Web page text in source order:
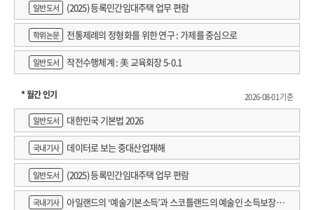
일반도서 (2025) 등록민간임대주택 업무 편람
학위논문 전통제례의 정형화를 위한 연구 : 가제를 중심으로
일반도서 작전수행체계 : 美 교육회장 5-0.1
* 월간 인기
2026-08-01 기준
일반도서
대한민국 기본법 2026
국내기사 데이터로 보는 중대산업재해
일반도서 (2025) 등록민간임대주택 업무 편람
국내기사
아일랜드의 ‘예술기본소득’과 스코틀랜드의 예술인 소득보장정